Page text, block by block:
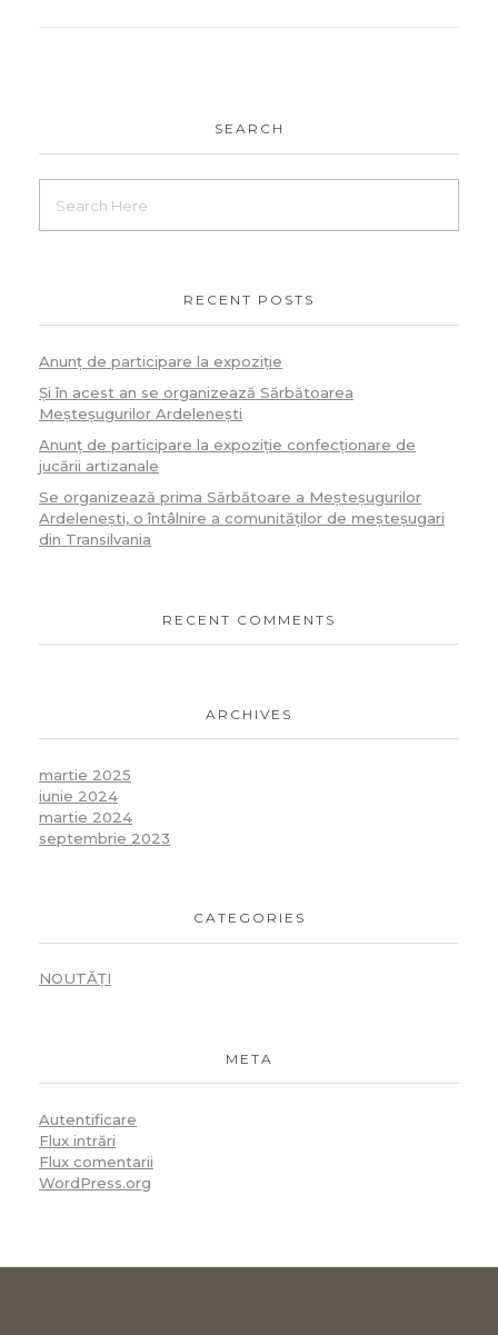
SEARCH
RECENT POSTS
Anunț de participare la expoziție
Și în acest an se organizează Sărbătoarea
Meșteșugurilor Ardelenești
Anunț de participare la expoziție confecționare de
jucării artizanale
Se organizează prima Sărbătoare a Meșteșugurilor
Ardelenești, o întâlnire a comunităților de meșteșugari
din Transilvania
RECENT COMMENTS
ARCHIVES
martie 2025
iunie 2024
martie 2024
septembrie 2023
CATEGORIES
NOUTĂȚI
META
Autentificare
Flux intrări
Flux comentarii
WordPress.org